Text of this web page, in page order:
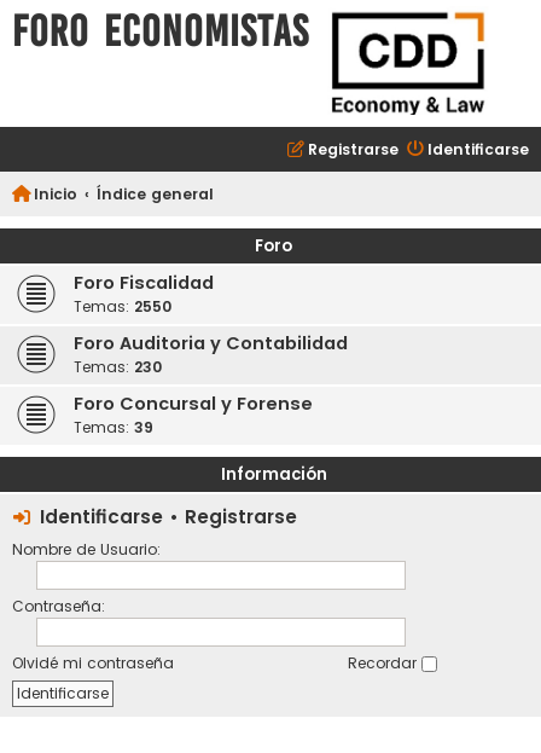
FORO ECONOMISTAS
Identificarse
Registrarse
Inicio Índice general
Foro
Foro Fiscalidad
Temas: 2550
Foro Auditoria y Contabilidad
Temas: 230
Foro Concursal y Forense
Temas: 39
Información
Identificarse• Registrarse
Nombre de Usuario:
Contraseña:
Olvidé mi contraseña Recordar